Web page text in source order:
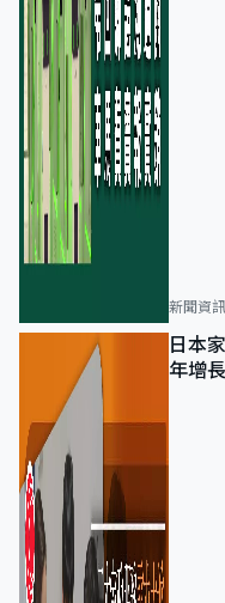
新聞資訊
日本
年增